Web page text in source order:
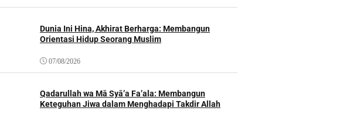
Dunia Ini Hina, Akhirat Berharga: Membangun
Orientasi Hidup Seorang Muslim
07/08/2026
Qadarullah wa Mā Syā’a Fa’ala: Membangun
Keteguhan Jiwa dalam Menghadapi Takdir Allah